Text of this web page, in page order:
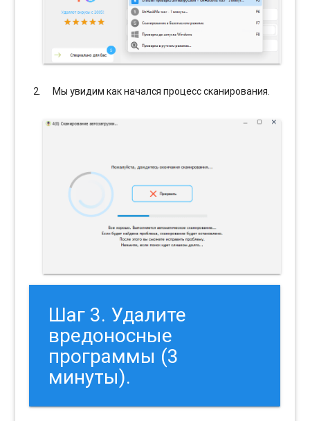
Мы увидим как начался процесс сканирования.
Шаг 3. Удалите
вредоносные
программы (3
минуты).